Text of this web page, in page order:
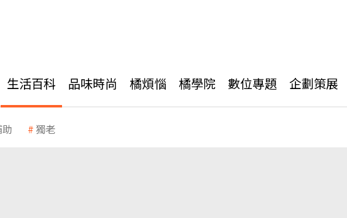
生活百科 品味時尚 橘煩惱 橘學院 數位專題 企劃策展
獨老